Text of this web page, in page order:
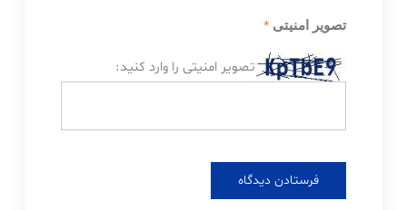
تصویر امنیتی *
تصویر امنیتی را وارد کنید: